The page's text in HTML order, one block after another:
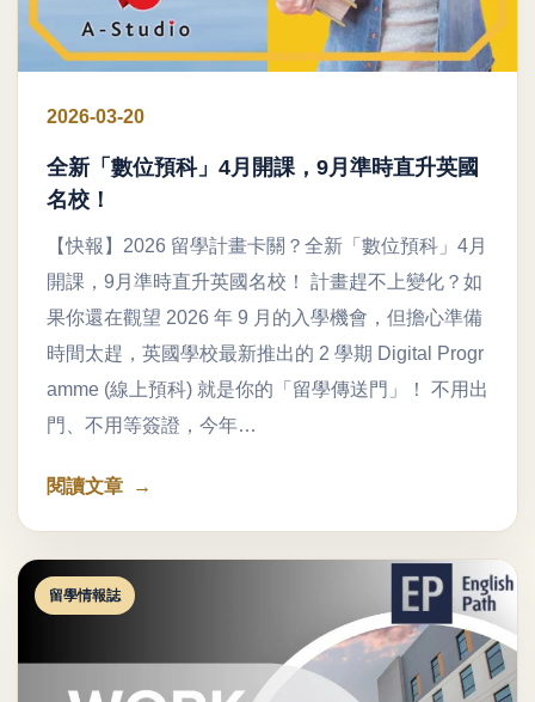
2026-03-20
全新「數位預科」4月開課，9月準時直升英國
名校！
【快報】2026 留學計畫卡關？全新「數位預科」4月
開課，9月準時直升英國名校！ 計畫趕不上變化？如
果你還在觀望 2026 年 9 月的入學機會，但擔心準備
時間太趕，英國學校最新推出的 2 學期 Digital Progr
amme (線上預科) 就是你的「留學傳送門」！ 不用出
門、不用等簽證，今年…
閱讀文章
留學情報誌